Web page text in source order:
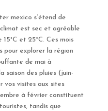
mexico s’étend de
est sec et agréable
et 25°C. Ces mois
pour explorer la région
de mai à
saison des pluies (juin-
vos visites aux sites
à février constituent
tandis que